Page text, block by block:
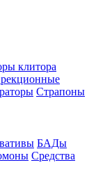
клитора
Страпоны
БАДы
Средства